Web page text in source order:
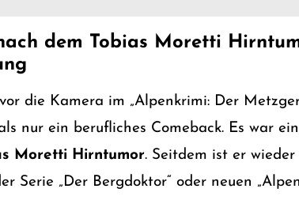
dem Tobias Moretti
die Kamera im „Alpenkrimi: Der
nur ein berufliches Comeback. Es war ein
Moretti Hirntumor. Seitdem ist er
Serie „Der Bergdoktor“ oder neuen